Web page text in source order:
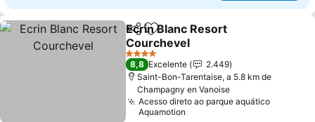
PartilharAdicionar aos favoritos
Ecrin Blanc Resort
Courchevel
Ver preços
4 Estrelas
8,8 Excelente
2.449
Saint-Bon-Tarentaise, a 5.8 km de
Champagny en Vanoise
Acesso direto ao parque aquático
Aquamotion